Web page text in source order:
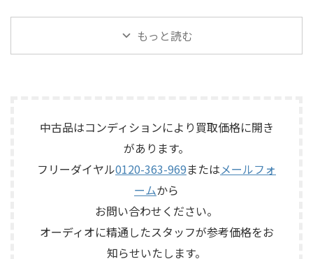
品：SANSUI AU-D907 LIMITED
メーカー：SANSUI / 山水 / ...
がら査定いたしました。 買取
商品：McIntosh C712 メーカ
いJBLの大型スピーカー「C50
OLYMPUS S7R」を出張買取さ
いとのご相談をいただいたも
S7Rは、Olympus専用エンクロ
ージャーにLE15Aウーファー、
ン、LX5ネットワークなどを組
み合わせたヴィンテージJBLの
スピーカーシステムです。査定
伴いKORGのテープエコー
「SE-500 Stage Echo」を出張
ご家族様より「価値があるも
前に見てほしい」とご相談い
ただいたものです。 KORG SE-
500は、テープを使用したアナ
ログエコーならではの揺らぎ
や質感を楽しめる機材です。査
定では、通電状態、音出し、
テープ走行、録音・再生ヘッ
もっと読む
中古品はコンディションにより買取価格に開き
があります。
フリーダイヤル0120-363-969またはメールフォ
ームから
お問い合わせください。
オーディオに精通したスタッフが参考価格をお
知らせいたします。